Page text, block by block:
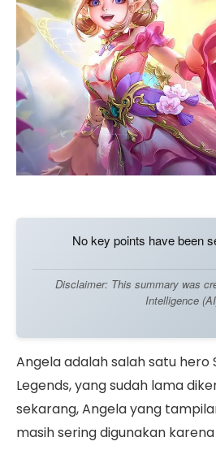
No key points have been
Disclaimer: This summary was
Intelligence
Angela adalah salah satu hero
Legends, yang sudah lama
sekarang, Angela yang
masih sering digunakan